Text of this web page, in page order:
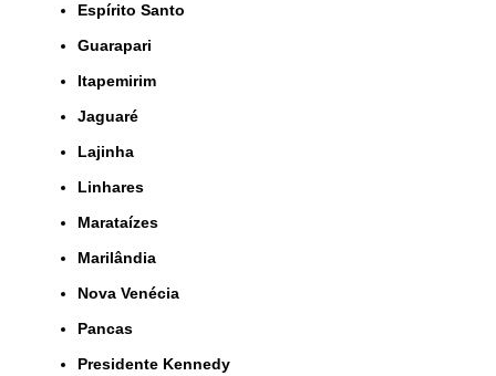
Espírito Santo
Guarapari
Itapemirim
Jaguaré
Lajinha
Linhares
Marataízes
Marilândia
Nova Venécia
Pancas
Presidente Kennedy